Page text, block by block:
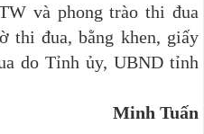
và phong trào thi đua
thi đua, bằng khen, giấy
do Tỉnh ủy, UBND tỉnh
Minh Tuấn